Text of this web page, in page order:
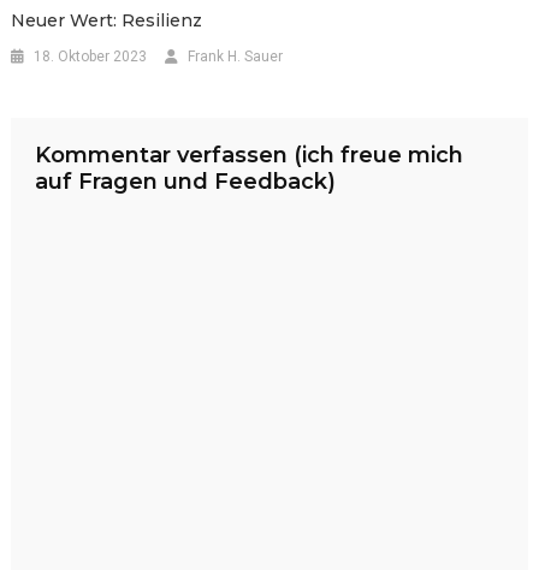
Neuer Wert: Resilienz
18. Oktober 2023 Frank H. Sauer
Kommentar verfassen (ich freue mich
auf Fragen und Feedback)